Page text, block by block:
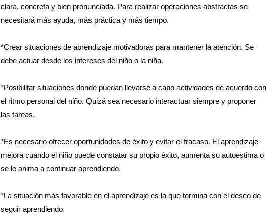
clara, concreta y bien pronunciada. Para realizar operaciones abstractas se
necesitará más ayuda, más práctica y más tiempo.
*Crear situaciones de aprendizaje motivadoras para mantener la atención. Se
debe actuar desde los intereses del niño o la niña.
*Posibilitar situaciones donde puedan llevarse a cabo actividades de acuerdo con
el ritmo personal del niño. Quizá sea necesario interactuar siempre y proponer
las tareas.
*Es necesario ofrecer oportunidades de éxito y evitar el fracaso. El aprendizaje
mejora cuando el niño puede constatar su propio éxito, aumenta su autoestima o
se le anima a continuar aprendiendo.
*La situación más favorable en el aprendizaje es la que termina con el deseo de
seguir aprendiendo.